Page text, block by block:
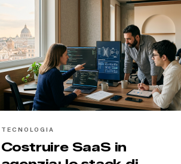
TECNOLOGIA
Costruire SaaS in